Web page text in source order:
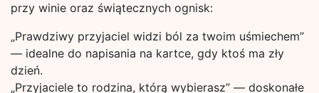
przy winie oraz świątecznych ognisk:
„Prawdziwy przyjaciel widzi ból za twoim uśmiechem”
— idealne do napisania na kartce, gdy ktoś ma zły
dzień.
„Przyjaciele to rodzina, którą wybierasz” — doskonałe